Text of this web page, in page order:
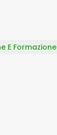
E Formazione